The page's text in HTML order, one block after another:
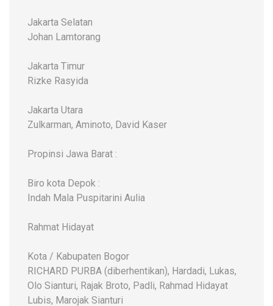
Jakarta Selatan
Johan Lamtorang
Jakarta Timur
Rizke Rasyida
Jakarta Utara
Zulkarman, Aminoto, David Kaser
Propinsi Jawa Barat :
Biro kota Depok :
Indah Mala Puspitarini Aulia
Rahmat Hidayat
Kota / Kabupaten Bogor
RICHARD PURBA (diberhentikan), Hardadi, Lukas,
Olo Sianturi, Rajak Broto, Padli, Rahmad Hidayat
Lubis, Marojak Sianturi